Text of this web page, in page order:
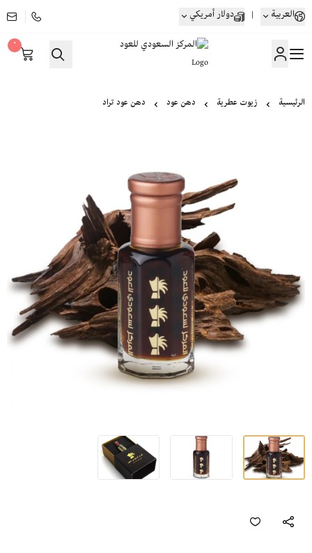
العربية | دولار أمريكي
المركز السعودي للعود
٠
الرئيسية زيوت عطرية دهن عود دهن عود تراد